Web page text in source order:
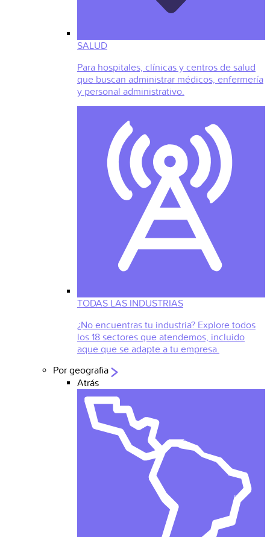
SALUD
Para hospitales, clínicas y centros de salud
que buscan administrar médicos, enfermería
y personal administrativo.
TODAS LAS INDUSTRIAS
¿No encuentras tu industria? Explore todos
los 18 sectores que atendemos, incluido
aque que se adapte a tu empresa.
Por geografia
Atrás